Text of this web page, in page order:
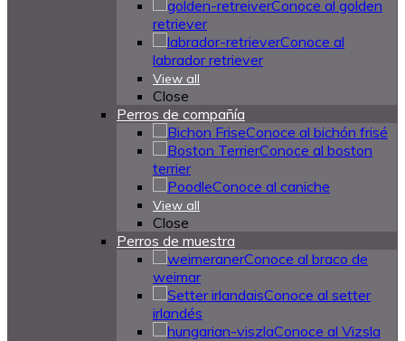
Conoce al golden
retriever
Conoce al
labrador retriever
View all
Close
Perros de compañía
Conoce al bichón frisé
Conoce al boston
terrier
Conoce al caniche
View all
Close
Perros de muestra
Conoce al braco de
weimar
Conoce al setter
irlandés
Conoce al Vizsla